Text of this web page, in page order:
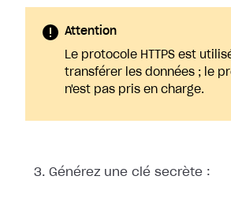
Attention
Le protocole HTTPS est
transférer les données ; le
n'est pas pris en charge.
Générez une clé secrète :